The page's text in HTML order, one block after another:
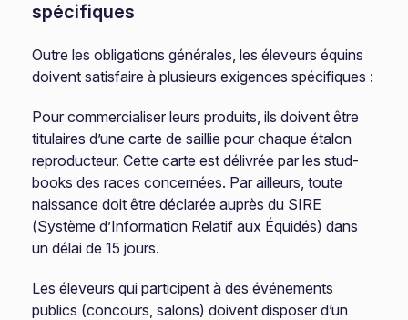
spécifiques
Outre les obligations générales, les éleveurs équins
doivent satisfaire à plusieurs exigences spécifiques :
Pour commercialiser leurs produits, ils doivent être
titulaires d’une carte de saillie pour chaque étalon
reproducteur. Cette carte est délivrée par les stud-
books des races concernées. Par ailleurs, toute
naissance doit être déclarée auprès du SIRE
(Système d’Information Relatif aux Équidés) dans
un délai de 15 jours.
Les éleveurs qui participent à des événements
publics (concours, salons) doivent disposer d’un